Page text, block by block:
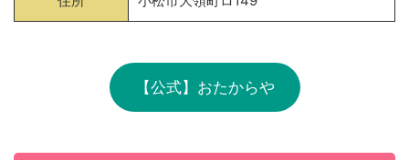
【公式】おたからや